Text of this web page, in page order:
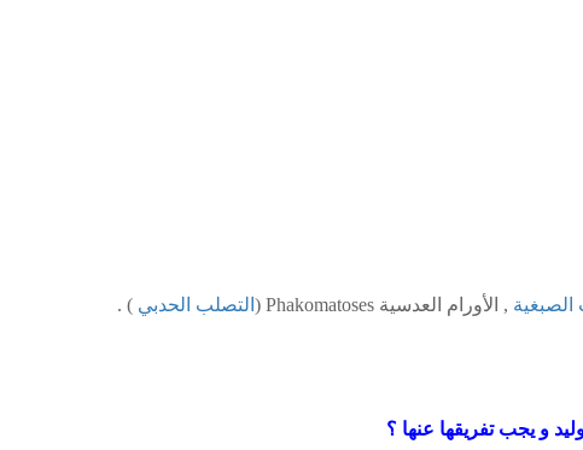
الصبغية , الأورام العدسية Phakomatoses
( التصلب الحدبي ) .
و يجب تفريقها عنها ؟